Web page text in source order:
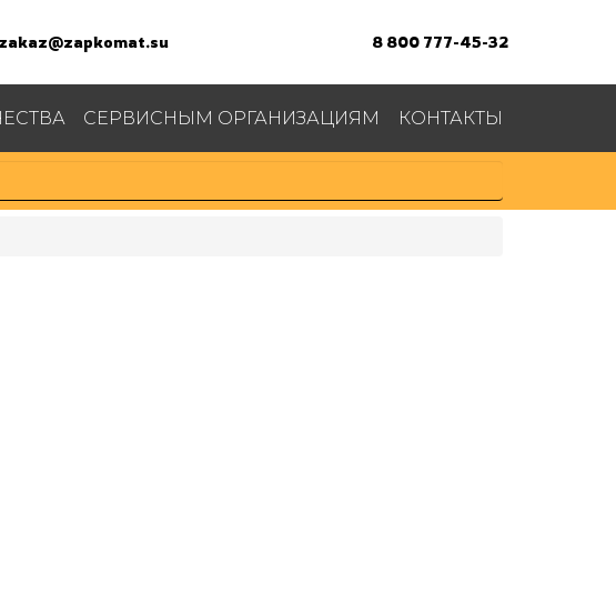
zakaz@zapkomat.su 8 800 777-45-32
СЕРВИСНЫМ ОРГАНИЗАЦИЯМ КОНТАКТЫ